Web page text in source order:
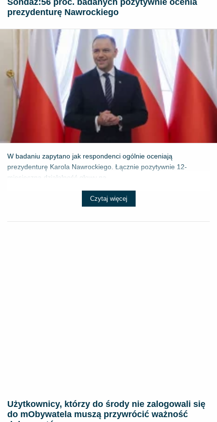
prezydenturę Nawrockiego
W badaniu zapytano jak respondenci ogólnie oceniają
prezydenturę Karola Nawrockiego. Łącznie pozytywnie 12-
miesięczną działalność głowy pa...
Czytaj więcej
Użytkownicy, którzy do środy nie zalogowali się
do mObywatela muszą przywrócić ważność